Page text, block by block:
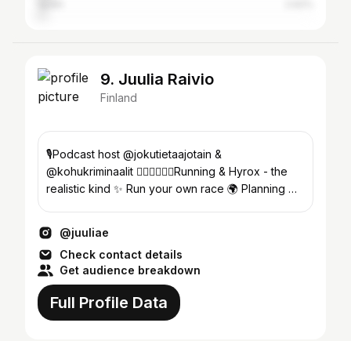
9. Juulia Raivio
Finland
🎙️Podcast host @jokutietaajotain &
@kohukriminaalit 🏋🏼‍♀️🏃🏼‍♀️Running & Hyrox - the
realistic kind ✨ Run your own race 🌍 Planning my
@juuliae
Check contact details
Get audience breakdown
Full Profile Data